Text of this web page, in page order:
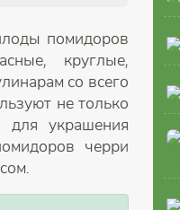
помидоров
круглые,
со всего
не только
украшения
черри